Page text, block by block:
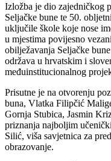
Izložba je dio zajedničkog
Seljačke bune te 50.
uključile škole koje nose
u mjestima povijesno
obilježavanja Seljačke
održava u hrvatskim i
međuinstitucionalnog
Prisutne je na otvorenju
buna, Vlatka Filipčić
Gornja Stubica, Jasmin
priznanja najboljim
Silić, viša savjetnica za
obrazovanje.